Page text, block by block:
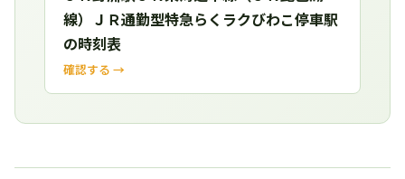
線）ＪＲ通勤型特急らくラクびわこ停車駅
の時刻表
確認する →